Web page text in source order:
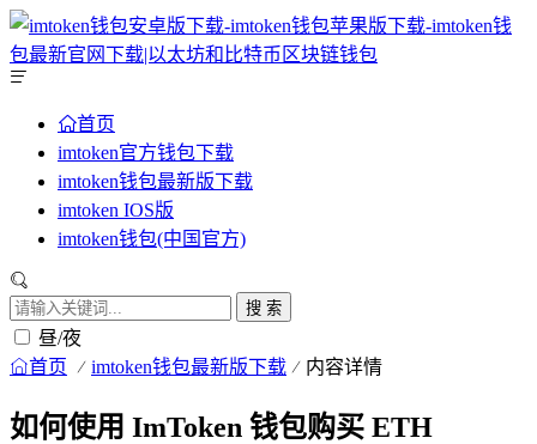
首页
imtoken官方钱包下载
imtoken钱包最新版下载
imtoken IOS版
imtoken钱包(中国官方)
搜 索
昼/夜
首页 imtoken钱包最新版下载 内容详情
如何使用 ImToken 钱包购买 ETH